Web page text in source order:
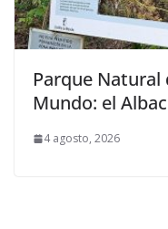
Parque Natural
Mundo: el
4 agosto, 2026